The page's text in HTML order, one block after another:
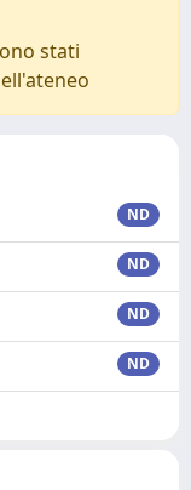
stati
ND
ND
ND
ND